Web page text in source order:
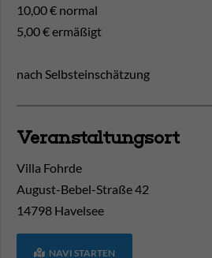
10,00 € normal
5,00 € ermäßigt
nach Selbsteinschätzung
Veranstaltungsort
Villa Fohrde
August-Bebel-Straße 42
14798 Havelsee
NAVI STARTEN